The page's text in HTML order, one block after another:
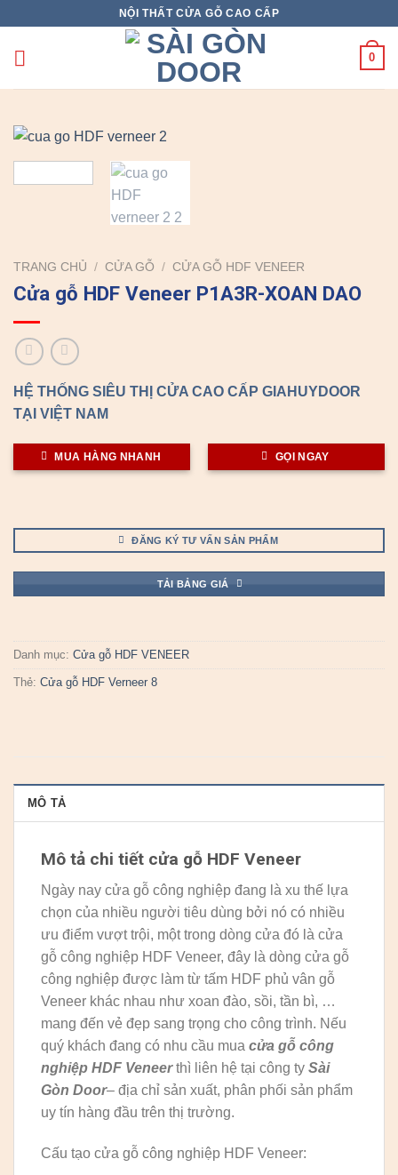
content
NỘI THẤT CỬA GỖ CAO CẤP
0
TRANG CHỦ / CỬA GỖ / CỬA GỖ HDF VENEER
Cửa gỗ HDF Veneer P1A3R-XOAN DAO
HỆ THỐNG SIÊU THỊ CỬA CAO CẤP GIAHUYDOOR
TẠI VIỆT NAM
MUA HÀNG NHANH GỌI NGAY
ĐĂNG KÝ TƯ VẤN SẢN PHẨM
TẢI BẢNG GIÁ
Danh mục: Cửa gỗ HDF VENEER
Thẻ: Cửa gỗ HDF Verneer 8
MÔ TẢ
Mô tả chi tiết cửa gỗ HDF Veneer
Ngày nay cửa gỗ công nghiệp đang là xu thế lựa
chọn của nhiều người tiêu dùng bởi nó có nhiều
ưu điểm vượt trội, một trong dòng cửa đó là cửa
gỗ công nghiệp HDF Veneer, đây là dòng cửa gỗ
công nghiệp được làm từ tấm HDF phủ vân gỗ
Veneer khác nhau như xoan đào, sồi, tần bì, …
mang đến vẻ đẹp sang trọng cho công trình. Nếu
quý khách đang có nhu cầu mua cửa gỗ công
nghiệp HDF Veneerthì liên hệ tại công ty Sài
Gòn Door– địa chỉ sản xuất, phân phối sản phẩm
uy tín hàng đầu trên thị trường.
Cấu tạo cửa gỗ công nghiệp HDF Veneer: